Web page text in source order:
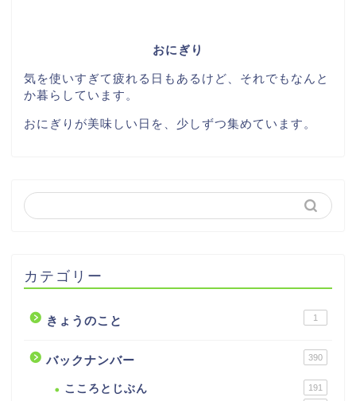
おにぎり
気を使いすぎて疲れる日もあるけど、それでもなんと
か暮らしています。
おにぎりが美味しい日を、少しずつ集めています。
カテゴリー
きょうのこと 1
バックナンバー 390
こころとじぶん 191